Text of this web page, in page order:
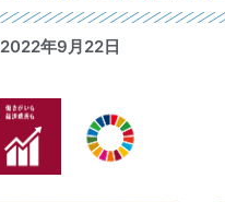
2022年9月22日